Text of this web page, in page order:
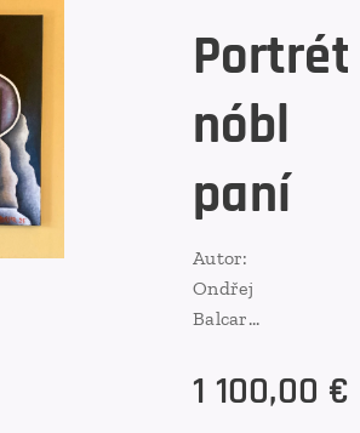
Portrét
nóbl
paní
Autor:
Ondřej
Balcar
Rozmer
1 100,00 €